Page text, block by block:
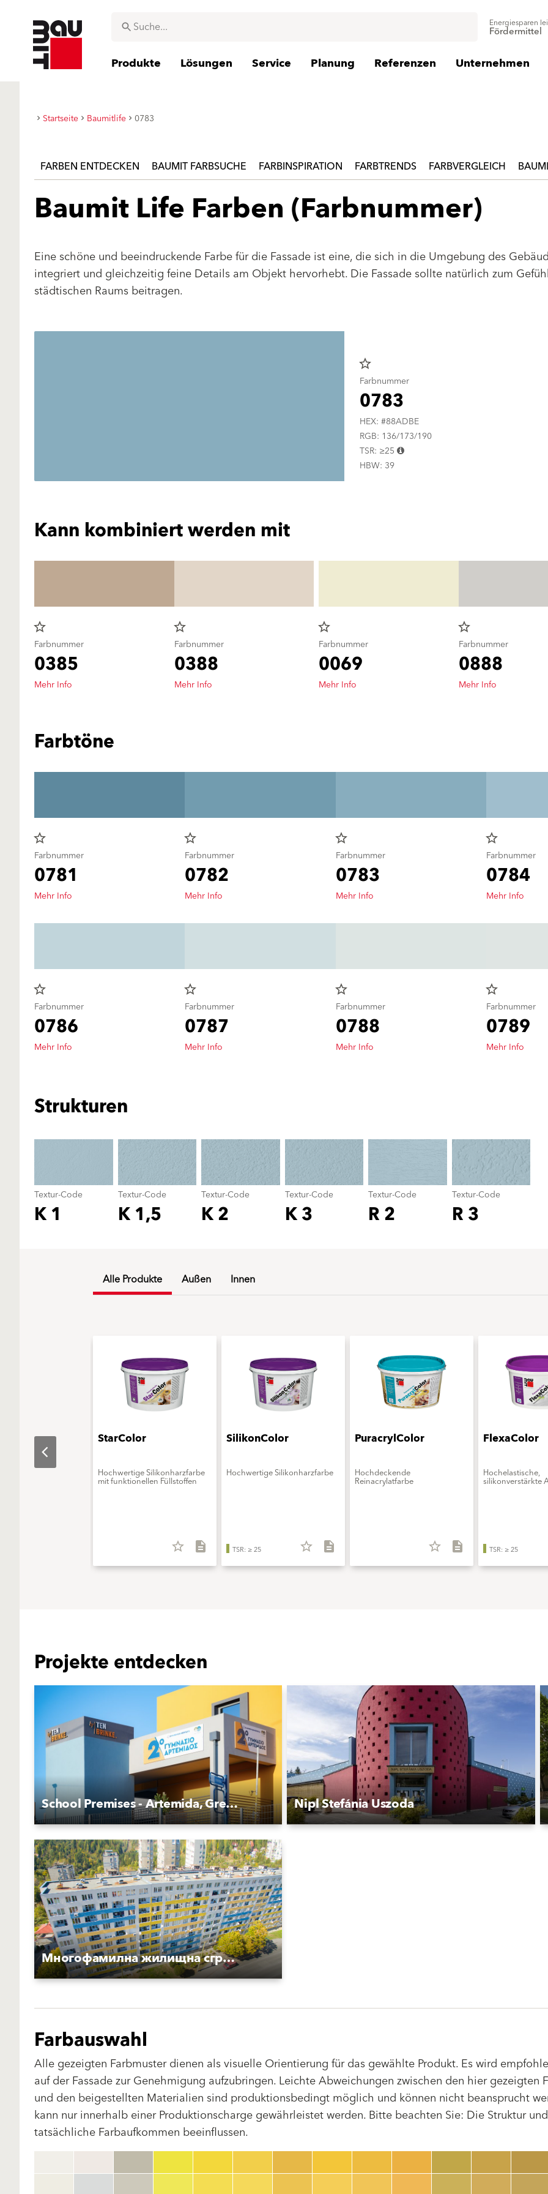
Energiesparen
Fördermittel
Produkte Lösungen Service Planung Referenzen Unternehmen
Startseite Baumitlife 0783
FARBEN ENTDECKEN BAUMIT FARBSUCHE FARBINSPIRATION FARBTRENDS FARBVERGLEICH
Baumit Life Farben (Farbnummer)
Eine schöne und beeindruckende Farbe für die Fassade ist eine, die sich in die Umgebung des
integriert und gleichzeitig feine Details am Objekt hervorhebt. Die Fassade sollte natürlich zum
städtischen Raums beitragen.
star_border
Farbnummer
0783
HEX: #88ADBE
RGB: 136/173/190
TSR: ≥25
HBW: 39
Kann kombiniert werden mit
star_border
Farbnummer
0385
Mehr Info
star_border
Farbnummer
0388
Mehr Info
star_border
Farbnummer
0069
Mehr Info
star_border
Farbnummer
0888
Mehr Info
Farbtöne
star_border
Farbnummer
0781
Mehr Info
star_border
Farbnummer
0782
Mehr Info
star_border
Farbnummer
0783
Mehr Info
star_border
Farbnummer
0784
Mehr Info
star_border
Farbnummer
0786
Mehr Info
star_border
Farbnummer
0787
Mehr Info
star_border
Farbnummer
0788
Mehr Info
star_border
Farbnummer
0789
Mehr Info
Strukturen
Textur-Code
K 1
Textur-Code
K 1,5
Textur-Code
K 2
Textur-Code
K 3
Textur-Code
R 2
Textur-Code
R 3
Alle Produkte Außen Innen
StarColor
Hochwertige Silikonharzfarbe
mit funktionellen Füllstoffen
star_border description
SilikonColor
Hochwertige Silikonharzfarbe
TSR: ≥ 25 star_border description
PuracrylColor
Hochdeckende
Reinacrylatfarbe
star_border description
FlexaColor
Hochelastische,
silikonverstärkte
TSR: ≥ 25
Projekte entdecken
School Premises - Artemida, Greece Nipl Stefánia Uszoda
Многофамилна жилищна сграда Могильов
Farbauswahl
Alle gezeigten Farbmuster dienen als visuelle Orientierung für das gewählte Produkt. Es wird
auf der Fassade zur Genehmigung aufzubringen. Leichte Abweichungen zwischen den hier gezeigten
und den beigestellten Materialien sind produktionsbedingt möglich und können nicht beansprucht
kann nur innerhalb einer Produktionscharge gewährleistet werden. Bitte beachten Sie: Die Struktur
tatsächliche Farbaufkommen beeinflussen.